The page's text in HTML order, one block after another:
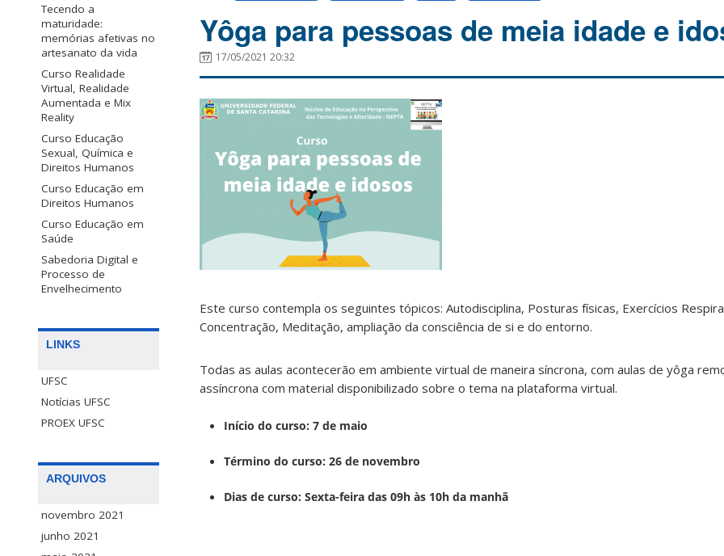
Tecendo a
maturidade:
memórias afetivas no
artesanato da vida
Curso Realidade
Virtual, Realidade
Aumentada e Mix
Reality
Curso Educação
Sexual, Química e
Direitos Humanos
Curso Educação em
Direitos Humanos
Curso Educação em
Saúde
Sabedoria Digital e
Processo de
Envelhecimento
LINKS
UFSC
Notícias UFSC
PROEX UFSC
ARQUIVOS
novembro 2021
junho 2021
Yôga para pessoas de meia idade e
17/05/2021 20:32
Este curso contempla os seguintes tópicos: Autodisciplina, Posturas físicas, Exercícios
Concentração, Meditação, ampliação da consciência de si e do entorno.
Todas as aulas acontecerão em ambiente virtual de maneira síncrona, com aulas de yôga
assíncrona com material disponibilizado sobre o tema na plataforma virtual.
Início do curso: 7 de maio
Término do curso: 26 de novembro
Dias de curso: Sexta-feira das 09h às 10h da manhã